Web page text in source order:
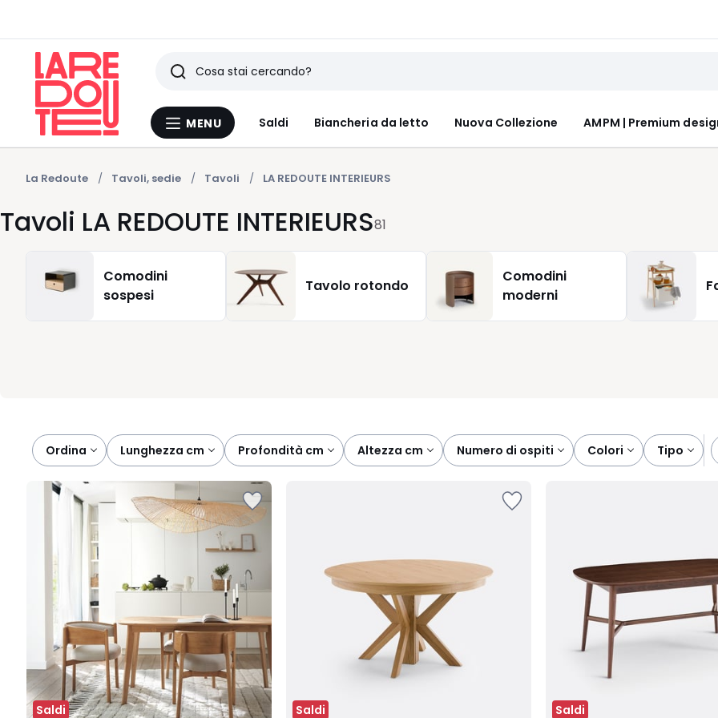
Menu
MENU Saldi Biancheria da letto Nuova Collezione AMPM | Premium
Ricerca
Ultimi
articoli
visti
La Redoute Tavoli, sedie Tavoli LA REDOUTE INTERIEURS
Tavoli LA REDOUTE INTERIEURS81
Comodini
sospesi
Tavolo rotondo
Comodini
moderni
Ordina
lunghezza cm profondità cm altezza cm numero di ospiti colori tipo
Saldi Saldi Saldi